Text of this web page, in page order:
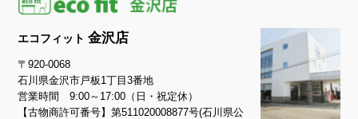
エコフィット金沢店
〒920-0068
石川県金沢市戸板1丁目3番地
営業時間 9:00～17:00（日・祝定休）
【古物商許可番号】第511020008877号(石川県公